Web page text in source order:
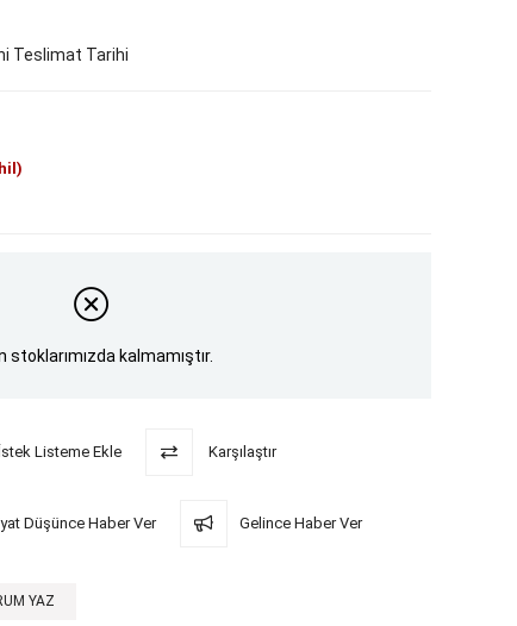
Teslimat Tarihi
stoklarımızda kalmamıştır.
Listeme Ekle Karşılaştır
Düşünce Haber Ver Gelince Haber Ver
YAZ